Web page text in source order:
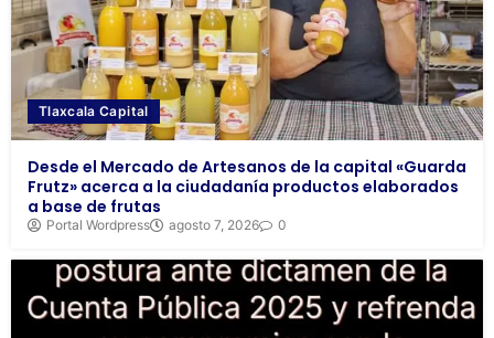
Tlaxcala Capital
Desde el Mercado de Artesanos de la capital «Guarda
Frutz» acerca a la ciudadanía productos elaborados
a base de frutas
Portal Wordpress agosto 7, 2026 0